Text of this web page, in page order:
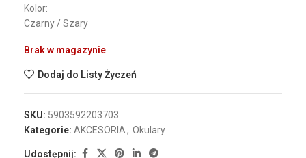
Kolor:
Czarny / Szary
Brak w magazynie
Dodaj do Listy Życzeń
SKU: 5903592203703
Kategorie: AKCESORIA, Okulary
Udostępnij: